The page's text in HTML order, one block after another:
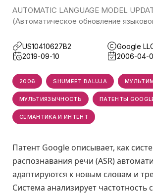
AUTOMATIC LANGUAGE MODEL
(Автоматическое обновление
US10410627B2
Google
2019-09-10
2006-04-
2006 SHUMEET BALUJA
МУЛЬТИЯЗЫЧНОСТЬ ПАТЕНТЫ
СЕМАНТИКА И ИНТЕНТ
Патент Google описывает, как
распознавания речи (ASR)
адаптируются к новым словам и
Система анализирует частотность